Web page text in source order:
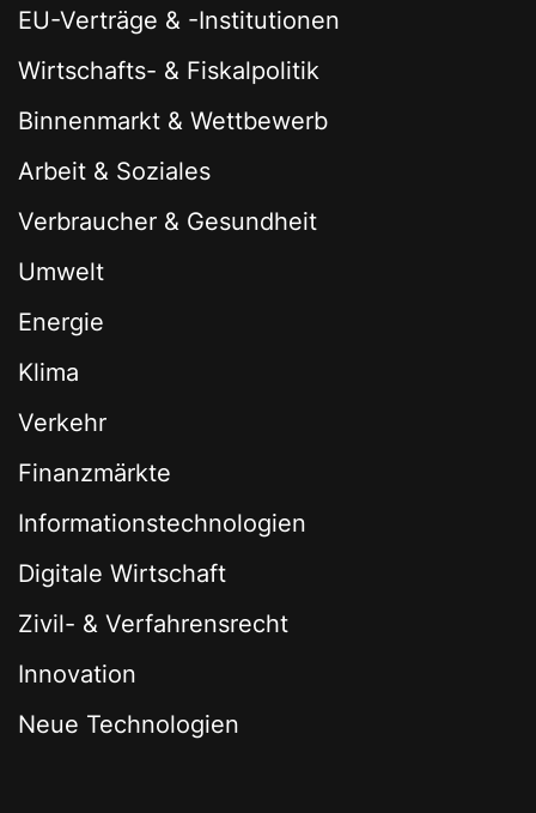
EU-Verträge & -Institutionen
Wirtschafts- & Fiskalpolitik
Binnenmarkt & Wettbewerb
Arbeit & Soziales
Verbraucher & Gesundheit
Umwelt
Energie
Klima
Verkehr
Finanzmärkte
Informationstechnologien
Digitale Wirtschaft
Zivil- & Verfahrensrecht
Innovation
Neue Technologien